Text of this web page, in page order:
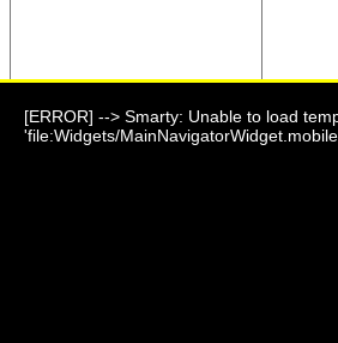
[ERROR] --> Smarty: Unable to load
'file:Widgets/